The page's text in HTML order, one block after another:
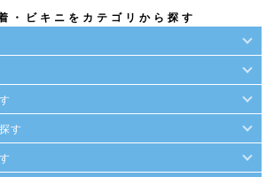
・ビキニをカテゴリから探す
す